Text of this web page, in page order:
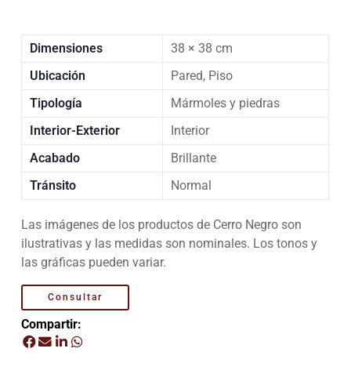
Dimensiones
38 × 38 cm
Ubicación
Pared, Piso
Tipología
Mármoles y piedras
Interior-Exterior
Interior
Acabado
Brillante
Tránsito
Normal
Las imágenes de los productos de Cerro Negro son
ilustrativas y las medidas son nominales. Los tonos y
las gráficas pueden variar.
Consultar
Compartir: